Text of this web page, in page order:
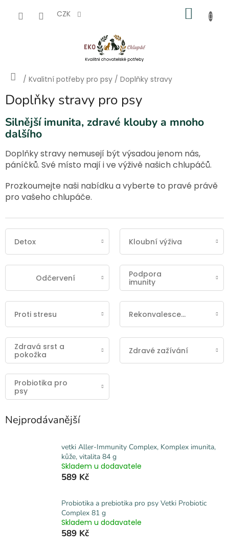
CZK
Domů
/ Kvalitní potřeby pro psy / Doplňky stravy
Doplňky stravy pro psy
Silnější imunita, zdravé klouby a mnoho
dalšího
Doplňky stravy nemusejí být výsadou jenom nás,
páníčků. Své místo mají i ve výživě našich chlupáčů.
Prozkoumejte naši nabídku a vyberte to pravé právě
pro vašeho chlupáče.
Detox Kloubní výživa
Odčervení
Podpora
imunity
Proti stresu Rekonvalescence
Zdravá srst a
pokožka
Zdravé zažívání
Probiotika pro
psy
Nejprodávanější
vetki Aller-Immunity Complex, Komplex imunita,
kůže, vitalita 84 g
Skladem u dodavatele
589 Kč
Probiotika a prebiotika pro psy Vetki Probiotic
Complex 81 g
Skladem u dodavatele
589 Kč